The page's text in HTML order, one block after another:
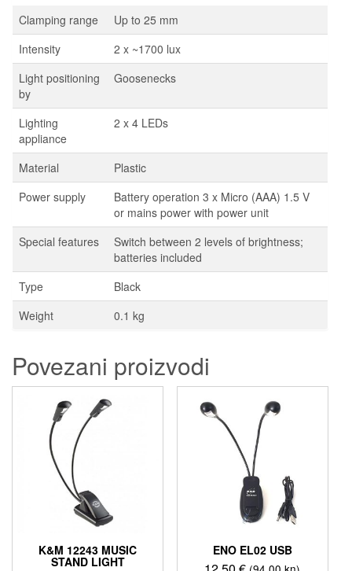
Clamping range
Up to 25 mm
Intensity
2 x ~1700 lux
Light positioning
by
Goosenecks
Lighting
appliance
2 x 4 LEDs
Material
Plastic
Power supply
Battery operation 3 x Micro (AAA) 1.5 V
or mains power with power unit
Special features
Switch between 2 levels of brightness;
batteries included
Type
Black
Weight
0.1 kg
Povezani proizvodi
K&M 12243 MUSIC
STAND LIGHT
ENO EL02 USB